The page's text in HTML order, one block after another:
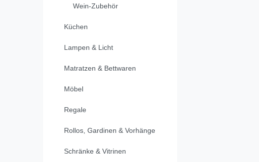
Wein-Zubehör
Küchen
Lampen & Licht
Matratzen & Bettwaren
Möbel
Regale
Rollos, Gardinen & Vorhänge
Schränke & Vitrinen